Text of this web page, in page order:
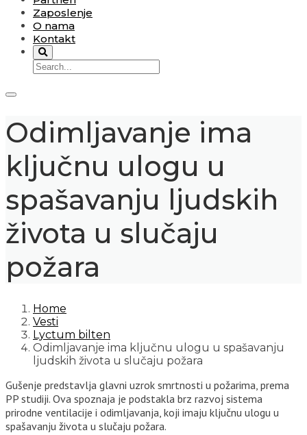
Zaposlenje
O nama
Kontakt
Odimljavanje ima
ključnu ulogu u
spašavanju ljudskih
života u slučaju
požara
Home
Vesti
Lyctum bilten
Odimljavanje ima ključnu ulogu u spašavanju
ljudskih života u slučaju požara
Gušenje predstavlja glavni uzrok smrtnosti u požarima, prema
PP studiji. Ova spoznaja je podstakla brz razvoj sistema
prirodne ventilacije i odimljavanja, koji imaju ključnu ulogu u
spašavanju života u slučaju požara.